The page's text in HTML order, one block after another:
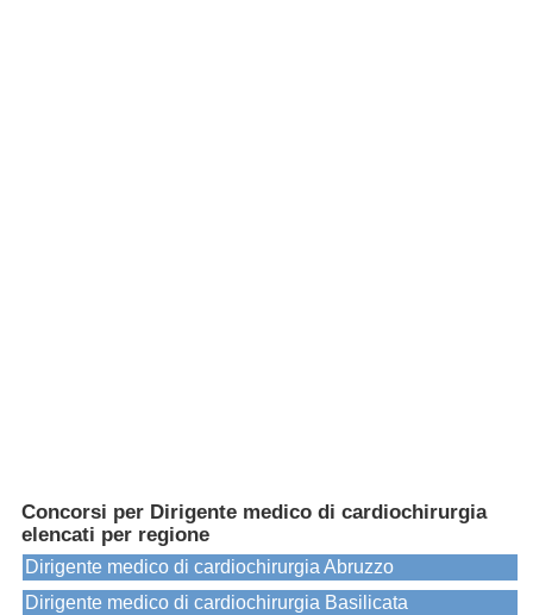
Concorsi per Dirigente medico di cardiochirurgia
elencati per regione
Dirigente medico di cardiochirurgia Abruzzo
Dirigente medico di cardiochirurgia Basilicata